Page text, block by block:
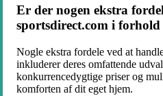
Er der nogen ekstra
sportsdirect.com i
Nogle ekstra fordele ved at
inkluderer deres omfattende
konkurrencedygtige priser og
komforten af dit eget hjem.